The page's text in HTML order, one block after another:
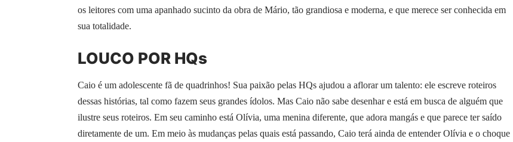
os leitores com uma apanhado sucinto da obra de Mário, tão grandiosa e moderna, e que merece ser conhecida em
sua totalidade.
LOUCO POR HQs
Caio é um adolescente fã de quadrinhos! Sua paixão pelas HQs ajudou a aflorar um talento: ele escreve roteiros
dessas histórias, tal como fazem seus grandes ídolos. Mas Caio não sabe desenhar e está em busca de alguém que
ilustre seus roteiros. Em seu caminho está Olívia, uma menina diferente, que adora mangás e que parece ter saído
diretamente de um. Em meio às mudanças pelas quais está passando, Caio terá ainda de entender Olívia e o choque